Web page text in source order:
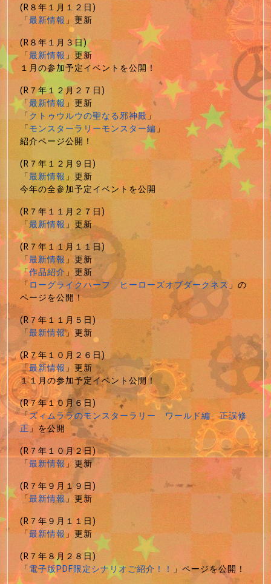
(R８年１月１２日)
「最新情報」更新
(R８年１月３日)
「最新情報」更新
１月の参加予定イベントを公開！
(R７年１２月２７日)
「最新情報」更新
「クトゥウルウの聖なる邪神殿」
「モンスターラリーモンスター編」
紹介ページ公開！
(R７年１２月９日)
「最新情報」更新
今年の全参加予定イベントを公開
(R７年１１月２７日)
「最新情報」更新
(R７年１１月１１日)
「最新情報」更新
「作品紹介」更新
「ローグライクハーフ ヒーローズオブダークネス」の
ページを公開！
(R７年１１月５日)
「最新情報」更新
(R７年１０月２６日)
「最新情報」更新
１１月の参加予定イベント公開！
(R７年１０月６日)
「ズィムララのモンスターラリー ワールド編 正誤修
正」を公開
(R７年１０月２日)
「最新情報」更新
(R７年９月１９日)
「最新情報」更新
(R７年９月１１日)
「最新情報」更新
(R７年８月２８日)
「電子版PDF限定シナリオご紹介！！ 」ページを公開！